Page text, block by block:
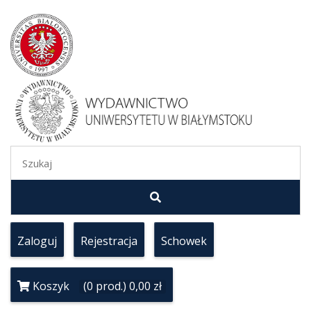
Zaloguj Rejestracja Schowek
Koszyk (0 prod.) 0,00 zł